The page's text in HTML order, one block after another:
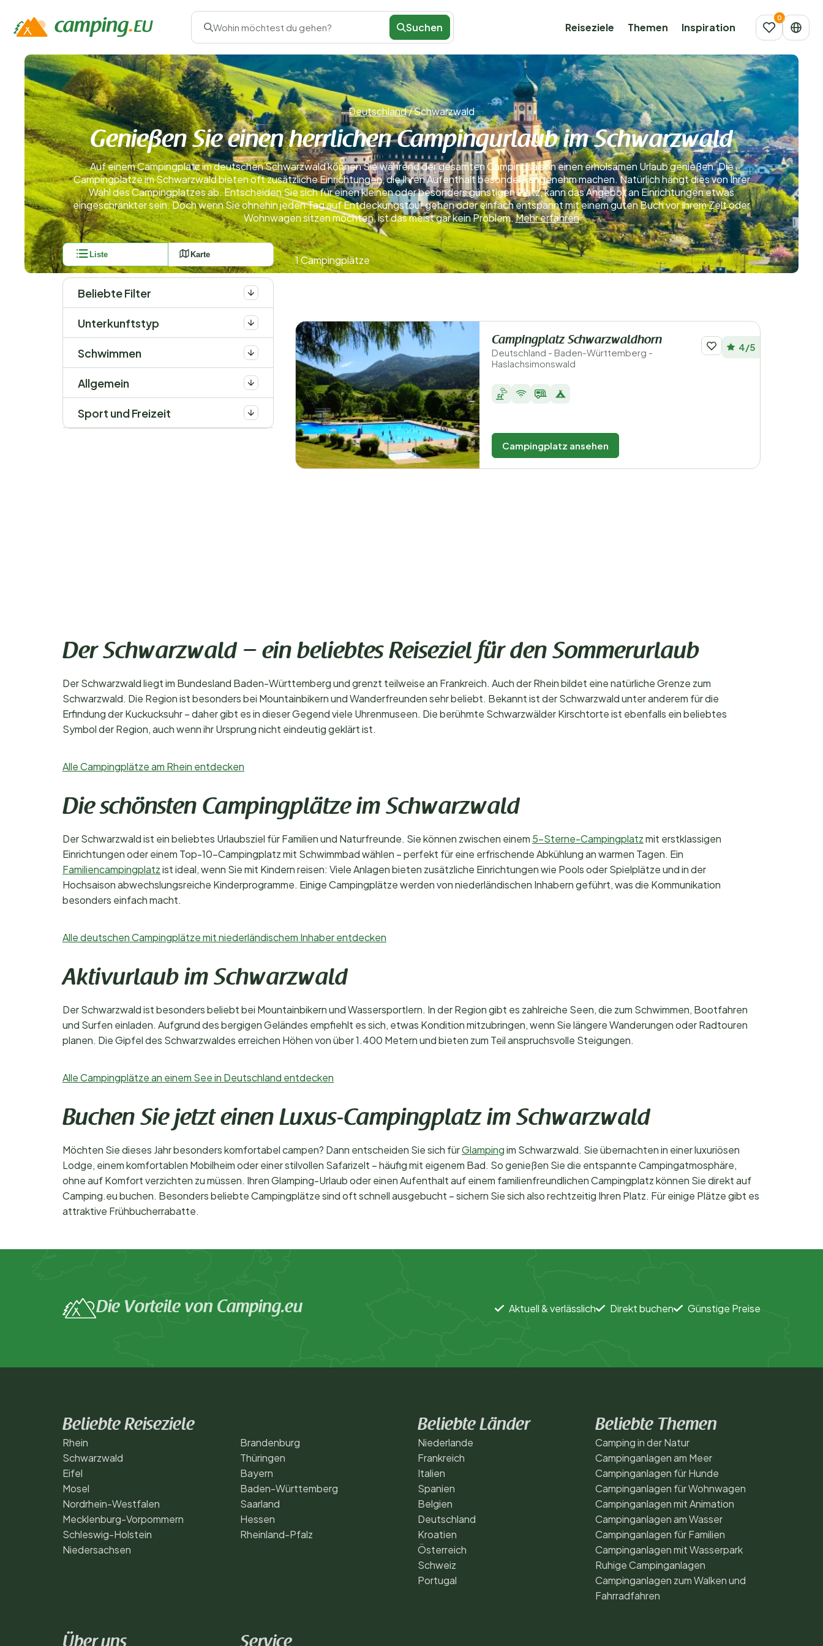
Wohin möchtest du gehen? Suchen Reiseziele Themen Inspiration
Deutschland/Schwarzwald
Genießen Sie einen herrlichen Campingurlaub im Schwarzwald
Auf einem Campingplatz im deutschen Schwarzwald können Sie während der gesamten Campingsaison einen erholsamen Urlaub genießen. Die
Campingplätze im Schwarzwald bieten oft zusätzliche Einrichtungen, die Ihren Aufenthalt besonders angenehm machen. Natürlich hängt dies von Ihrer
Wahl des Campingplatzes ab. Entscheiden Sie sich für einen kleinen oder besonders günstigen Platz, kann das Angebot an Einrichtungen etwas
eingeschränkter sein. Doch wenn Sie ohnehin jeden Tag auf Entdeckungstour gehen oder einfach entspannt mit einem guten Buch vor Ihrem Zelt oder
Wohnwagen sitzen möchten, ist das meist gar kein Problem.Mehr erfahren
Liste Karte
Beliebte Filter
Unterkunftstyp
Schwimmen
Allgemein
Sport und Freizeit
1 Campingplätze
Campingplatz Schwarzwaldhorn
Deutschland - Baden-Württemberg -
Haslachsimonswald
4/5
Campingplatz ansehen
Der Schwarzwald – ein beliebtes Reiseziel für den Sommerurlaub
Der Schwarzwald liegt im Bundesland Baden-Württemberg und grenzt teilweise an Frankreich. Auch der Rhein bildet eine natürliche Grenze zum
Schwarzwald. Die Region ist besonders bei Mountainbikern und Wanderfreunden sehr beliebt. Bekannt ist der Schwarzwald unter anderem für die
Erfindung der Kuckucksuhr – daher gibt es in dieser Gegend viele Uhrenmuseen. Die berühmte Schwarzwälder Kirschtorte ist ebenfalls ein beliebtes
Symbol der Region, auch wenn ihr Ursprung nicht eindeutig geklärt ist.
Alle Campingplätze am Rhein entdecken
Die schönsten Campingplätze im Schwarzwald
Der Schwarzwald ist ein beliebtes Urlaubsziel für Familien und Naturfreunde. Sie können zwischen einem 5-Sterne-Campingplatzmit erstklassigen
Einrichtungen oder einem Top-10-Campingplatz mit Schwimmbad wählen – perfekt für eine erfrischende Abkühlung an warmen Tagen. Ein
Familiencampingplatzist ideal, wenn Sie mit Kindern reisen: Viele Anlagen bieten zusätzliche Einrichtungen wie Pools oder Spielplätze und in der
Hochsaison abwechslungsreiche Kinderprogramme. Einige Campingplätze werden von niederländischen Inhabern geführt, was die Kommunikation
besonders einfach macht.
Alle deutschen Campingplätze mit niederländischem Inhaber entdecken
Aktivurlaub im Schwarzwald
Der Schwarzwald ist besonders beliebt bei Mountainbikern und Wassersportlern. In der Region gibt es zahlreiche Seen, die zum Schwimmen, Bootfahren
und Surfen einladen. Aufgrund des bergigen Geländes empfiehlt es sich, etwas Kondition mitzubringen, wenn Sie längere Wanderungen oder Radtouren
planen. Die Gipfel des Schwarzwaldes erreichen Höhen von über 1.400 Metern und bieten zum Teil anspruchsvolle Steigungen.
Alle Campingplätze an einem See in Deutschland entdecken
Buchen Sie jetzt einen Luxus-Campingplatz im Schwarzwald
Möchten Sie dieses Jahr besonders komfortabel campen? Dann entscheiden Sie sich fürGlampingim Schwarzwald. Sie übernachten in einer luxuriösen
Lodge, einem komfortablen Mobilheim oder einer stilvollen Safarizelt – häufig mit eigenem Bad. So genießen Sie die entspannte Campingatmosphäre,
ohne auf Komfort verzichten zu müssen. Ihren Glamping-Urlaub oder einen Aufenthalt auf einem familienfreundlichen Campingplatz können Sie direkt auf
Camping.eu buchen. Besonders beliebte Campingplätze sind oft schnell ausgebucht – sichern Sie sich also rechtzeitig Ihren Platz. Für einige Plätze gibt es
attraktive Frühbucherrabatte.
Die Vorteile von Camping.eu Aktuell & verlässlich Direkt buchen Günstige Preise
Beliebte Reiseziele
Rhein
Schwarzwald
Eifel
Mosel
Nordrhein-Westfalen
Mecklenburg-Vorpommern
Schleswig-Holstein
Niedersachsen
Brandenburg
Thüringen
Bayern
Baden-Württemberg
Saarland
Hessen
Rheinland-Pfalz
Beliebte Länder
Niederlande
Frankreich
Italien
Spanien
Belgien
Deutschland
Kroatien
Österreich
Schweiz
Portugal
Beliebte Themen
Camping in der Natur
Campinganlagen am Meer
Campinganlagen für Hunde
Campinganlagen für Wohnwagen
Campinganlagen mit Animation
Campinganlagen am Wasser
Campinganlagen für Familien
Campinganlagen mit Wasserpark
Ruhige Campinganlagen
Campinganlagen zum Walken und
Fahrradfahren